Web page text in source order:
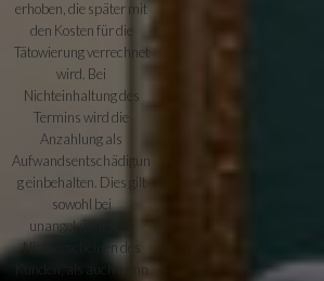
erhoben, die später mit
den Kosten für die
Tätowierung verrechnet
wird. Bei
Nichteinhaltung des
Termins wird die
Anzahlung als
Aufwandsentschädigun
g einbehalten. Dies gilt
sowohl bei
unangekündigtem
Nichterscheinen des
Kunden, als auch wenn